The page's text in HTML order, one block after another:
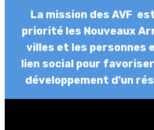
La mission des AVF
priorité les Nouveaux
villes et les personnes
lien social pour
développement d'un